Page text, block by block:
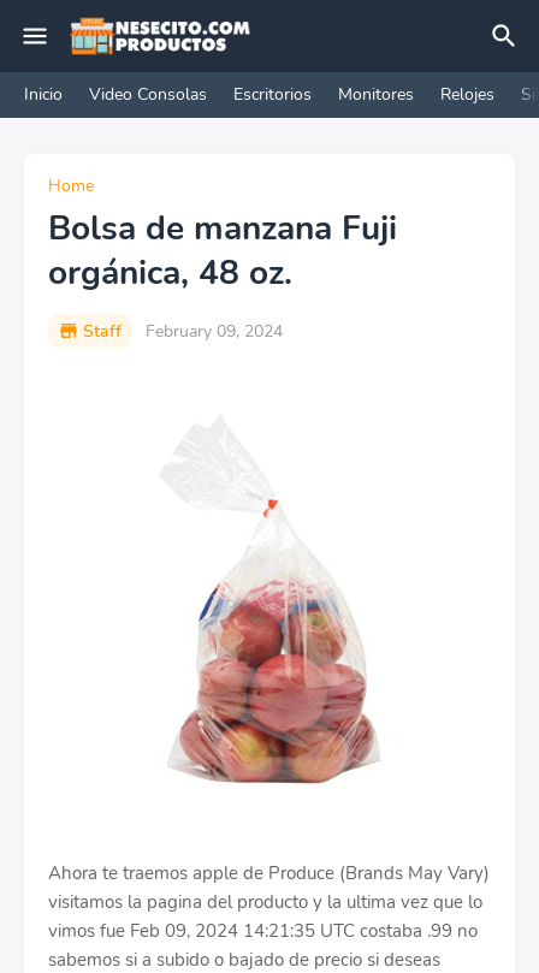
Inicio Video Consolas Escritorios Monitores Relojes
Home
Bolsa de manzana Fuji
orgánica, 48 oz.
Staff February 09, 2024
Ahora te traemos apple de Produce (Brands May Vary)
visitamos la pagina del producto y la ultima vez que lo
vimos fue Feb 09, 2024 14:21:35 UTC costaba .99 no
sabemos si a subido o bajado de precio si deseas